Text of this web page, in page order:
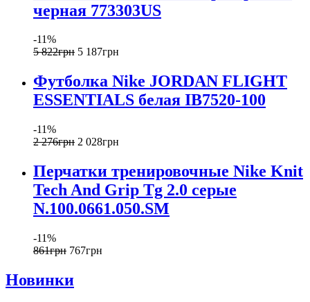
черная 773303US
-11%
5 822грн 5 187грн
Футболка Nike JORDAN FLIGHT
ESSENTIALS белая IB7520-100
-11%
2 276грн 2 028грн
Перчатки тренировочные Nike Knit
Tech And Grip Tg 2.0 серые
N.100.0661.050.SM
-11%
861грн 767грн
Новинки